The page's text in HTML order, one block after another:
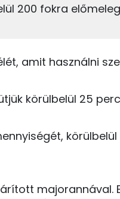
C vitamin:
200 fokra
amit használni
körülbelül 25
majorannával.